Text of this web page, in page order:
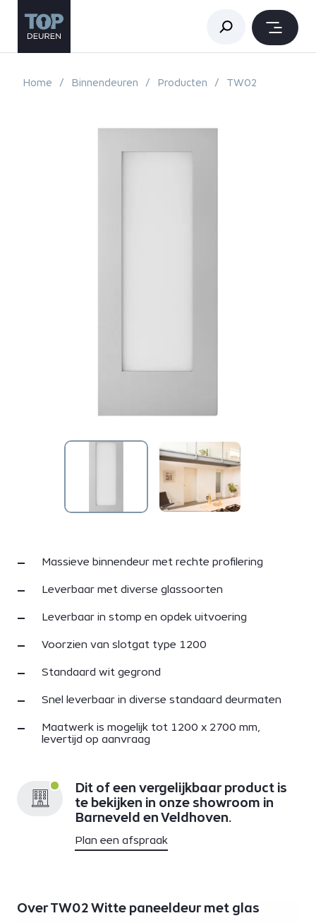
Home Binnendeuren Producten TW02
Massieve binnendeur met rechte profilering
Leverbaar met diverse glassoorten
Leverbaar in stomp en opdek uitvoering
Voorzien van slotgat type 1200
Standaard wit gegrond
Snel leverbaar in diverse standaard deurmaten
Maatwerk is mogelijk tot 1200 x 2700 mm,
levertijd op aanvraag
Dit of een vergelijkbaar product is
te bekijken in onze showroom in
Barneveld en Veldhoven.
Plan een afspraak
Over TW02 Witte paneeldeur met glas